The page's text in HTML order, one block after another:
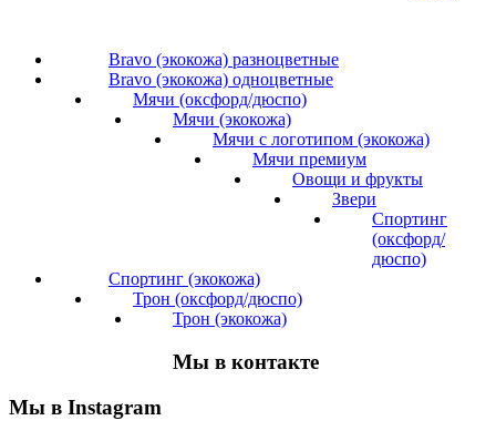
Bravo (экокожа) разноцветные
Bravo (экокожа) одноцветные
Мячи (оксфорд/дюспо)
Мячи (экокожа)
Мячи с логотипом (экокожа)
Мячи премиум
Овощи и фрукты
Звери
Спортинг
(оксфорд/
дюспо)
Спортинг (экокожа)
Трон (оксфорд/дюспо)
Трон (экокожа)
Мы в контакте
Мы в Instagram